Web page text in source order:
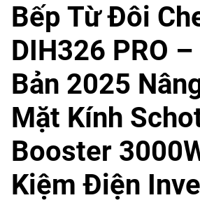
Bếp Từ Đôi
DIH326 PRO
Bản 2025
Mặt Kính
Booster
Kiệm Điện